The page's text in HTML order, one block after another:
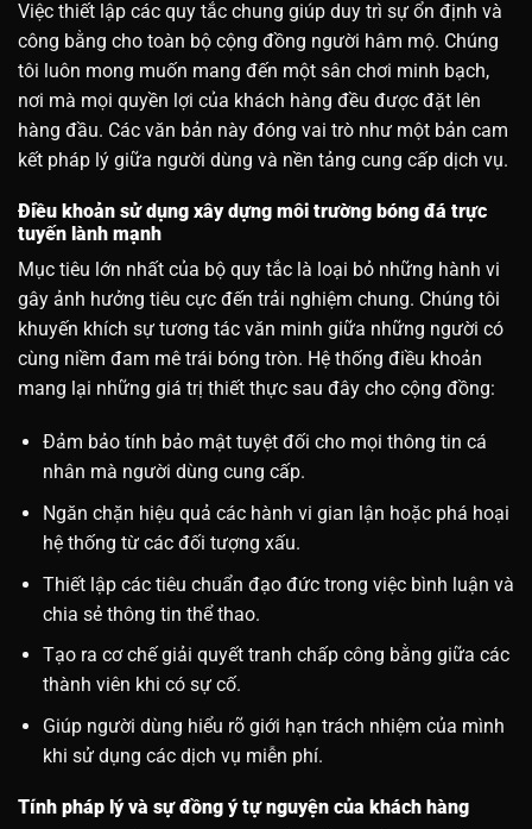
Việc thiết lập các quy tắc chung giúp duy trì sự ổn định và
công bằng cho toàn bộ cộng đồng người hâm mộ. Chúng
tôi luôn mong muốn mang đến một sân chơi minh bạch,
nơi mà mọi quyền lợi của khách hàng đều được đặt lên
hàng đầu. Các văn bản này đóng vai trò như một bản cam
kết pháp lý giữa người dùng và nền tảng cung cấp dịch vụ.
Điều khoản sử dụng xây dựng môi trường bóng đá trực
tuyến lành mạnh
Mục tiêu lớn nhất của bộ quy tắc là loại bỏ những hành vi
gây ảnh hưởng tiêu cực đến trải nghiệm chung. Chúng tôi
khuyến khích sự tương tác văn minh giữa những người có
cùng niềm đam mê trái bóng tròn. Hệ thống điều khoản
mang lại những giá trị thiết thực sau đây cho cộng đồng:
Đảm bảo tính bảo mật tuyệt đối cho mọi thông tin cá
nhân mà người dùng cung cấp.
Ngăn chặn hiệu quả các hành vi gian lận hoặc phá hoại
hệ thống từ các đối tượng xấu.
Thiết lập các tiêu chuẩn đạo đức trong việc bình luận và
chia sẻ thông tin thể thao.
Tạo ra cơ chế giải quyết tranh chấp công bằng giữa các
thành viên khi có sự cố.
Giúp người dùng hiểu rõ giới hạn trách nhiệm của mình
khi sử dụng các dịch vụ miễn phí.
Tính pháp lý và sự đồng ý tự nguyện của khách hàng